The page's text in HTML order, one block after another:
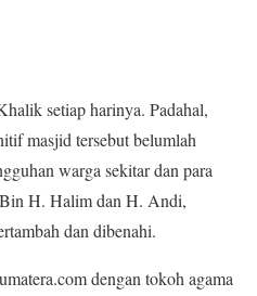
setiap harinya. Padahal,
masjid tersebut belumlah
warga sekitar dan para
H. Halim dan H. Andi,
dan dibenahi.
dengan tokoh agama